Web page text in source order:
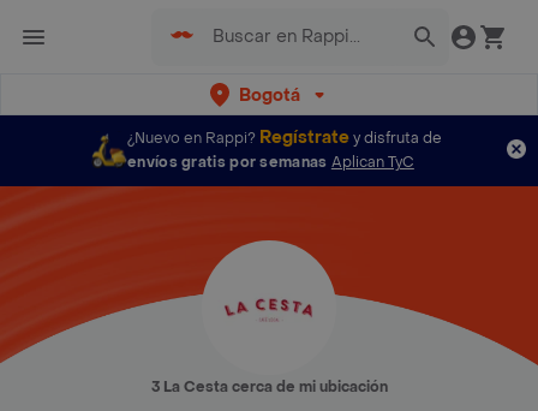
Bogotá
¿Nuevo en Rappi? Regístratey disfruta de
envíos gratis por semanas Aplican TyC
3 La Cesta cerca de mi ubicación